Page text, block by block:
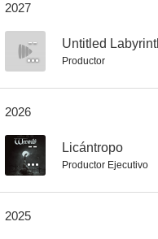
7.6
2027
-- Untitled
Productor
2026
-- Licántropo
Productor Ejecutivo
2025